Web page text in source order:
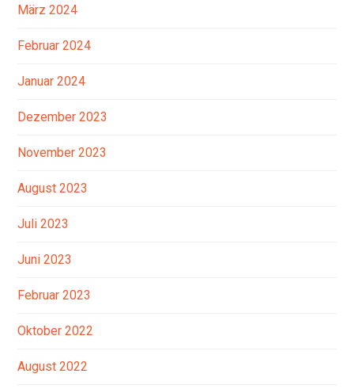
März 2024
Februar 2024
Januar 2024
Dezember 2023
November 2023
August 2023
Juli 2023
Juni 2023
Februar 2023
Oktober 2022
August 2022